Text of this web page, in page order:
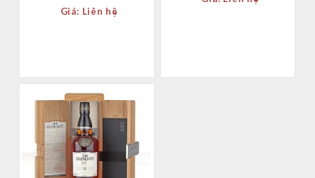
Giá: Liên hệ